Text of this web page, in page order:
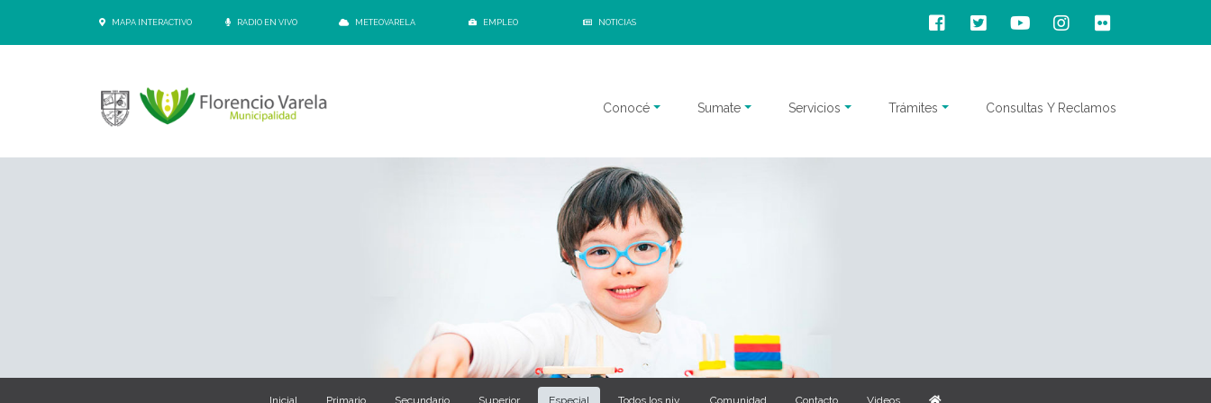
MAPA INTERACTIVO RADIO EN VIVO METEOVARELA EMPLEO NOTICIAS
Conocé Sumate Servicios Trámites Consultas Y Reclamos
Inicial Primario Secundario Superior Especial Todos los niv. Comunidad Contacto Videos